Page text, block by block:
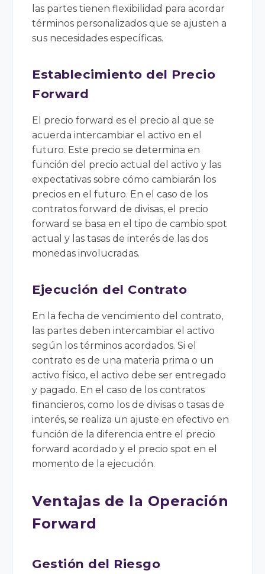
las partes tienen flexibilidad para acordar
términos personalizados que se ajusten a
sus necesidades específicas.
Establecimiento del Precio
Forward
El precio forward es el precio al que se
acuerda intercambiar el activo en el
futuro. Este precio se determina en
función del precio actual del activo y las
expectativas sobre cómo cambiarán los
precios en el futuro. En el caso de los
contratos forward de divisas, el precio
forward se basa en el tipo de cambio spot
actual y las tasas de interés de las dos
monedas involucradas.
Ejecución del Contrato
En la fecha de vencimiento del contrato,
las partes deben intercambiar el activo
según los términos acordados. Si el
contrato es de una materia prima o un
activo físico, el activo debe ser entregado
y pagado. En el caso de los contratos
financieros, como los de divisas o tasas de
interés, se realiza un ajuste en efectivo en
función de la diferencia entre el precio
forward acordado y el precio spot en el
momento de la ejecución.
Ventajas de la Operación
Forward
Gestión del Riesgo